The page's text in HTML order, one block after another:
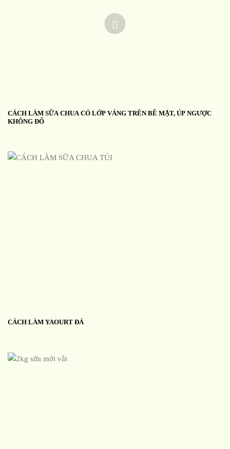
CÁCH LÀM SỮA CHUA CÓ LỚP VÁNG TRÊN BỀ MẶT, ÚP NGƯỢC
KHÔNG ĐỔ
CÁCH LÀM YAOURT ĐÁ